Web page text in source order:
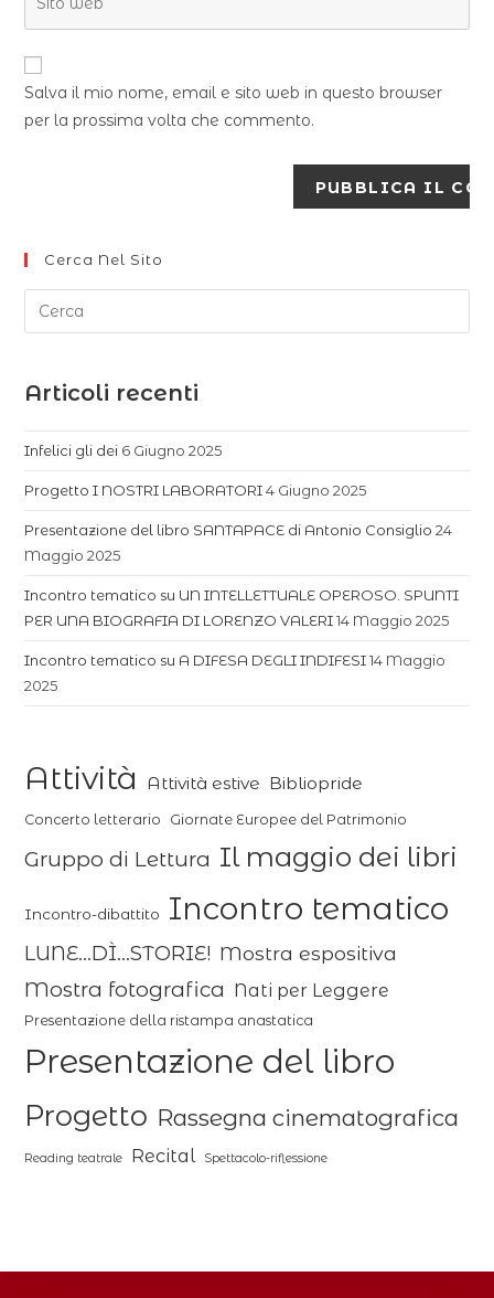
Salva il mio nome, email e sito web in questo browser
per la prossima volta che commento.
Cerca Nel Sito
Articoli recenti
Infelici gli dei 6 Giugno 2025
Progetto I NOSTRI LABORATORI 4 Giugno 2025
Presentazione del libro SANTAPACE di Antonio Consiglio 24
Maggio 2025
Incontro tematico su UN INTELLETTUALE OPEROSO. SPUNTI
PER UNA BIOGRAFIA DI LORENZO VALERI 14 Maggio 2025
Incontro tematico su A DIFESA DEGLI INDIFESI 14 Maggio
2025
Attività Attività estive Bibliopride
Concerto letterario Giornate Europee del Patrimonio
Gruppo di Lettura Il maggio dei libri
Incontro-dibattito Incontro tematico
LUNE...DÌ...STORIE! Mostra espositiva
Mostra fotografica Nati per Leggere
Presentazione della ristampa anastatica
Presentazione del libro
Progetto Rassegna cinematografica
Reading teatrale Recital Spettacolo-riflessione